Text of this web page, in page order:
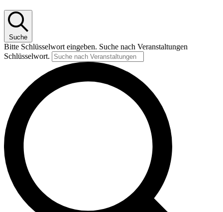
Suche
Bitte Schlüsselwort eingeben. Suche nach Veranstaltungen
Schlüsselwort.